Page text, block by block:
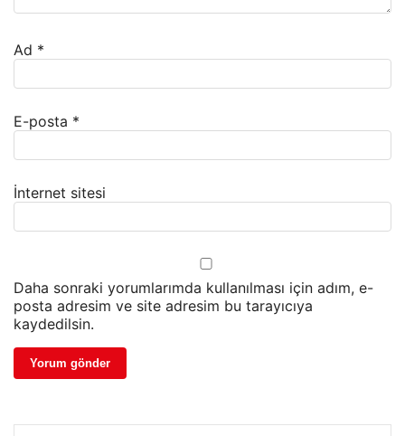
Ad *
E-posta *
İnternet sitesi
Daha sonraki yorumlarımda kullanılması için adım, e-
posta adresim ve site adresim bu tarayıcıya
kaydedilsin.